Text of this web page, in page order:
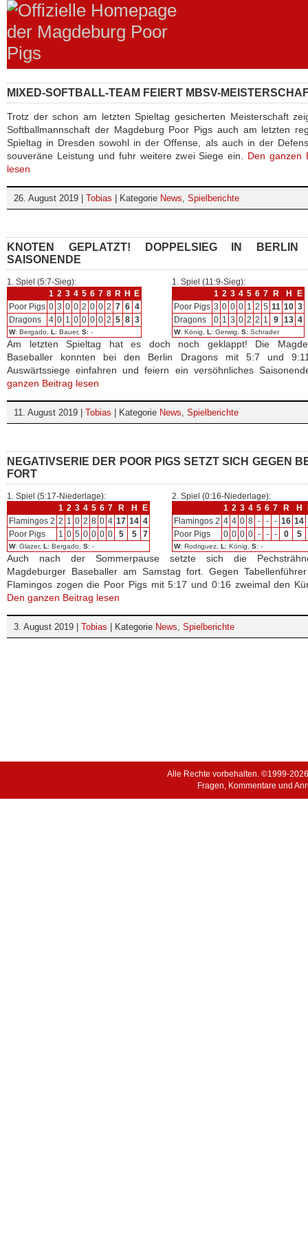
MIXED-SOFTBALL-TEAM FEIERT MBSV-
Trotz der schon am letzten Spieltag gesicherten Meisterschaft
Softballmannschaft der Magdeburg Poor Pigs auch am letzten
Spieltag in Dresden sowohl in der Offense, als auch in der
souveräne Leistung und fuhr weitere zwei Siege ein. Den ganzen
lesen
26. August 2019 | Tobias | Kategorie News, Spielberichte
KNOTEN GEPLATZT! DOPPELSIEG IN BERLIN
SAISONENDE
1. Spiel (5:7-Sieg):
1 2 3 4 5 6 7 8 R H
E
Poor Pigs 0 3 0 0 2 0 0 2 7 6 4
Dragons
4 0 1 0 0 0 0 2 5 8 3
W: Bergado, L : Bauer, S: -
1. Spiel (11:9-Sieg):
1 2 3 4 5 6 7 R H
E
Poor Pigs 3 0 0 0 1 2 5 11 10 3
Dragons
0 1 3 0 2 2 1 9 13 4
W: König, L : Gerwig, S: Schrader
Am letzten Spieltag hat es doch noch geklappt! Die
Baseballer konnten bei den Berlin Dragons mit 5:7 und
Auswärtssiege einfahren und feiern ein versöhnliches
ganzen Beitrag lesen
11. August 2019 | Tobias | Kategorie News, Spielberichte
NEGATIVSERIE DER POOR PIGS SETZT SICH GEGEN
FORT
1. Spiel (5:17-Niederlage):
1 2 3 4 5 6 7 R H
E
Flamingos 2 2 1 0 2 8 0 4 17 14 4
Poor Pigs
1 0 5 0 0 0 0 5 5 7
W: Glazer, L : Bergado, S: -
2. Spiel (0:16-Niederlage):
1 2 3 4 5 6 7 R H
Flamingos 2 4 4 0 8 - - - 16 14
Poor Pigs
0 0 0 0 - - - 0 5
W: Rodriguez, L : König, S: -
Auch nach der Sommerpause setzte sich die
Magdeburger Baseballer am Samstag fort. Gegen
Flamingos zogen die Poor Pigs mit 5:17 und 0:16 zweimal den
Den ganzen Beitrag lesen
3. August 2019 | Tobias | Kategorie News, Spielberichte
Alle Rechte vorbehalten. ©1999-
Fragen, Kommentare und